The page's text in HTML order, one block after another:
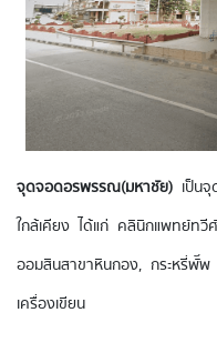
จุดจอดอรพรรณ(มหาชัย) เป็น
ใกล้เคียง ได้แก่ คลินิกแพทย์ทวี
ออมสินสาขาหินกอง, กระหรี่พั๊
เครื่องเขียน